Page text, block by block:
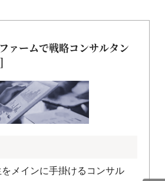
ァームで戦略コンサルタン
メインに手掛けるコンサル